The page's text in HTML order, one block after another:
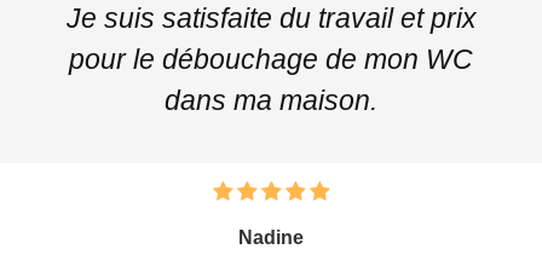
Je suis satisfaite du travail et prix
pour le débouchage de mon WC
dans ma maison.
Nadine